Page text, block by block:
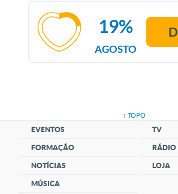
AGOSTO
19%
↑ TOPO
EVENTOS
FORMAÇÃO
NOTÍCIAS
MÚSICA
TV
RÁDIO
LOJA